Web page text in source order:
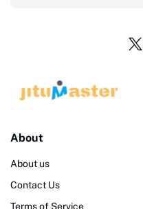
About
About us
Contact Us
Terms of Service